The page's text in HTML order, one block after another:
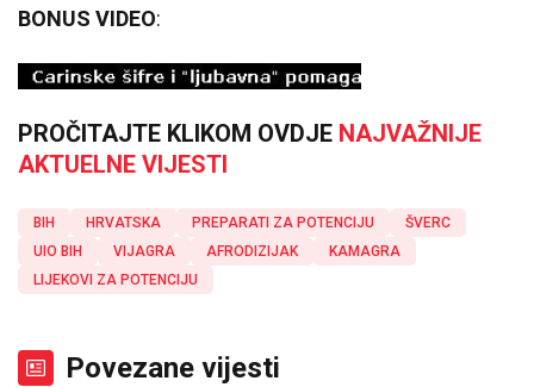
BONUS VIDEO:
PROČITAJTE KLIKOM OVDJE NAJVAŽNIJE
AKTUELNE VIJESTI
BIH HRVATSKA PREPARATI ZA POTENCIJU
ŠVERC
UIO BIH
VIJAGRA AFRODIZIJAK
KAMAGRA
LIJEKOVI ZA POTENCIJU
Povezane vijesti